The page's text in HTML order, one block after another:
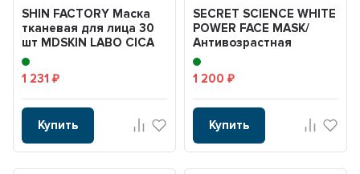
SHIN FACTORY Маска
тканевая для лица 30
шт MDSKIN LABO CICA
Premium с экстрак...
1 231₽
Купить
SECRET SCIENCE WHITE
POWER FACE MASK/
Антивозрастная
осветляющая маска
для лиц...
1 200 ₽
Купить